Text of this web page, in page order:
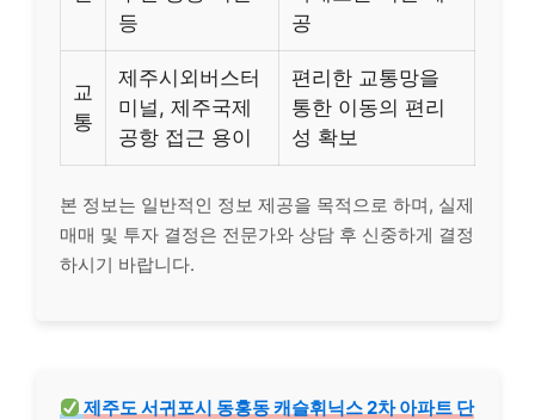
등
공
교
통
제주시외버스터
미널, 제주국제
공항 접근 용이
편리한 교통망을
통한 이동의 편리
성 확보
본 정보는 일반적인 정보 제공을 목적으로 하며, 실제
매매 및 투자 결정은 전문가와 상담 후 신중하게 결정
하시기 바랍니다.
제주도 서귀포시 동홍동 캐슬휘닉스 2차 아파트 단